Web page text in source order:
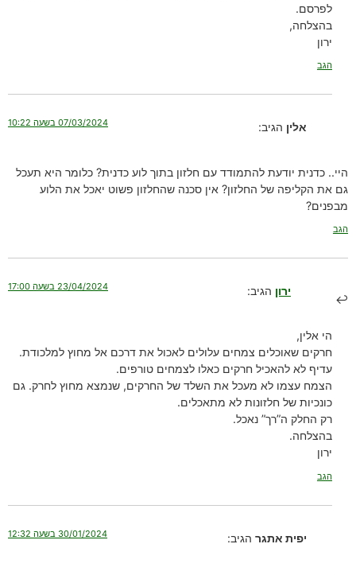
לפרסם.
בהצלחה,
ירון
הגב
אלין הגיב: 07/03/2024 בשעה 10:22
היי.. כדנית יודעת להתמודד עם חלזון בתוך לוע כדנית? כלומר היא תעכל
גם את הקליפה של החלזון? אין סכנה שהחלזון פשוט יאכל את הלוע
מבפנים?
הגב
ירון הגיב: 23/04/2024 בשעה 17:00
הי אלין,
חרקים שאוכלים צמחים עלולים לאכול את דרכם אל מחוץ למלכודת.
עדיף לא להאכיל חרקים כאלו לצמחים טורפים.
הצמח עצמו לא מעכל את השלד של החרקים, שנמצא מחוץ לחרק. גם
כונכיות של חלזונות לא מתאכלים.
רק החלק ה”רך” נאכל.
בהצלחה.
ירון
הגב
יפית אתגר הגיב: 30/01/2024 בשעה 12:32